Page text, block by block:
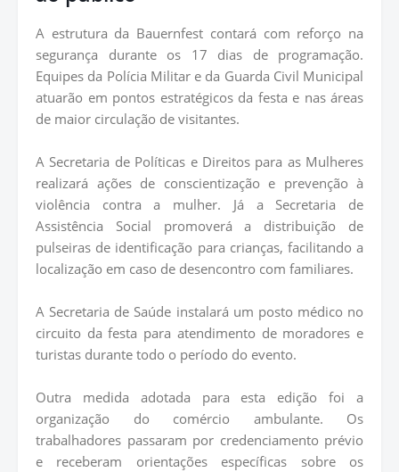
A estrutura da Bauernfest contará com reforço na
segurança durante os 17 dias de programação.
Equipes da Polícia Militar e da Guarda Civil Municipal
atuarão em pontos estratégicos da festa e nas áreas
de maior circulação de visitantes.
A Secretaria de Políticas e Direitos para as Mulheres
realizará ações de conscientização e prevenção à
violência contra a mulher. Já a Secretaria de
Assistência Social promoverá a distribuição de
pulseiras de identificação para crianças, facilitando a
localização em caso de desencontro com familiares.
A Secretaria de Saúde instalará um posto médico no
circuito da festa para atendimento de moradores e
turistas durante todo o período do evento.
Outra medida adotada para esta edição foi a
organização do comércio ambulante. Os
trabalhadores passaram por credenciamento prévio
e receberam orientações específicas sobre os